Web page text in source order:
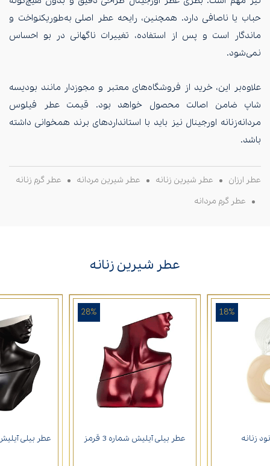
حباب یا ناصافی دارد. همچنین، رایحه عطر اصلی به‌طوریکنواخت و
ماندگار است و پس از استفاده، تغییرات ناگهانی در بو احساس
نمی‌شود.
علاوه‌بر این، خرید از فروشگاه‌های معتبر و مجوزدار مانند بودیسه
شاپ ضامن اصالت محصول خواهد بود. قیمت عطر فیلوس
مردانه‌زنانه‌ اورجینال نیز باید با استانداردهای برند همخوانی داشته
باشد.
عطر ارزان عطر شیرین زنانه عطر شیرین مردانه
عطر گرم زنانه
عطر گرم مردانه
عطر شیرین زنانه
18%
زنانه
28%
عطر بیلی آیلیش شماره 3 قرمز عطر بیلی آیلیش